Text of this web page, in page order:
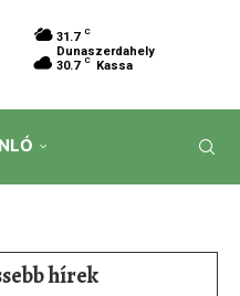
31.7 C
Dunaszerdahely
30.7 C Kassa
hírek